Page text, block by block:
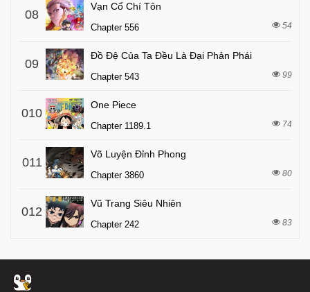
08
Vạn Cổ Chí Tôn
Chapter 556 54
09
Đồ Đệ Của Ta Đều Là Đại Phản Phái
Chapter 543 99
010
One Piece
Chapter 1189.1 74
011
Võ Luyện Đỉnh Phong
Chapter 3860 80
012
Vũ Trang Siêu Nhiên
Chapter 242 83